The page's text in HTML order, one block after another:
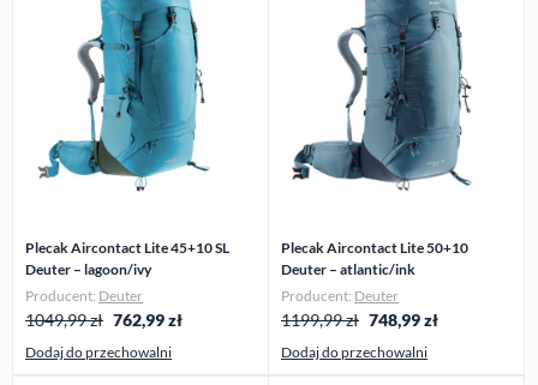
Plecak Aircontact Lite 45+10 SL
Deuter – lagoon/ivy
Producent: Deuter
1049,99 zł 762,99zł
Dodaj do przechowalni
Plecak Aircontact Lite 50+10
Deuter – atlantic/ink
Producent: Deuter
1199,99 zł 748,99zł
Dodaj do przechowalni